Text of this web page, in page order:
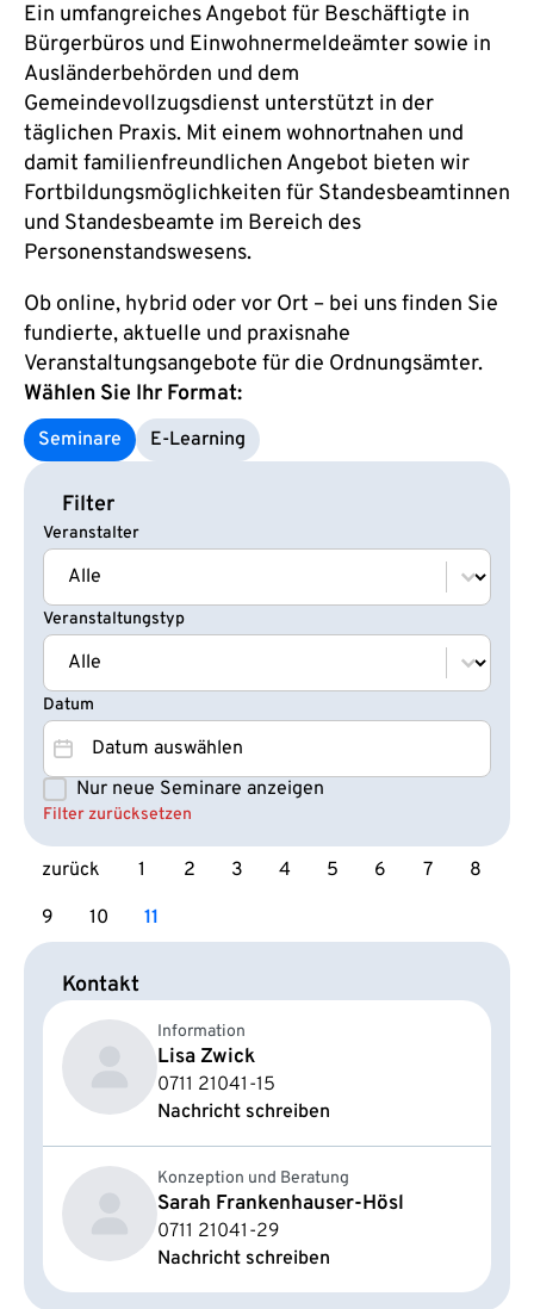
Ein umfangreiches Angebot für Beschäftigte in
Bürgerbüros und Einwohnermeldeämter sowie in
Ausländerbehörden und dem
Gemeindevollzugsdienst unterstützt in der
täglichen Praxis. Mit einem wohnortnahen und
damit familienfreundlichen Angebot bieten wir
Fortbildungsmöglichkeiten für Standesbeamtinnen
und Standesbeamte im Bereich des
Personenstandswesens.
Ob online, hybrid oder vor Ort – bei uns finden Sie
fundierte, aktuelle und praxisnahe
Veranstaltungsangebote für die Ordnungsämter.
Wählen Sie Ihr Format:
Seminare E‑Learning
zurück 1 2 3 4 5 6 7
8
9
10 11
Filter
Veranstalter
Veranstalter
Veranstalter
Veranstaltungstyp
Veranstaltungstyp
Veranstaltungstyp
Datum
Datum
Datum
Seminare NEU
Nur neue Seminare anzeigen
Filter zurücksetzen
Kontakt
Information
Lisa Zwick
0711 21041-15
Nachricht schreiben
Konzeption und Beratung
Sarah Frankenhauser-Hösl
0711 21041-29
Nachricht schreiben